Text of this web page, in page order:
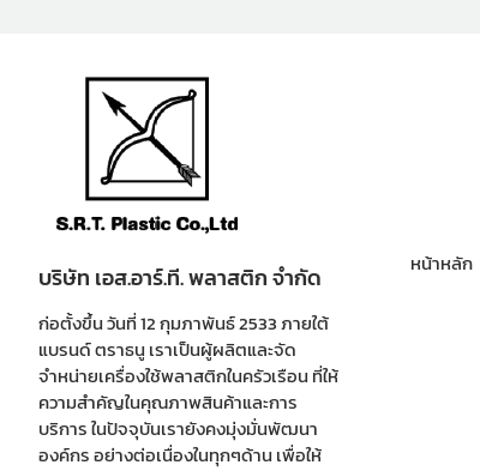
บริษัท เอส.อาร์.ที. พลาสติก จำกัด
ก่อตั้งขึ้น วันที่ 12 กุมภาพันธ์ 2533 ภายใต้
แบรนด์ ตราธนู เราเป็นผู้ผลิตและจัด
จำหน่ายเครื่องใช้พลาสติกในครัวเรือน ที่ให้
ความสำคัญในคุณภาพสินค้าและการ
บริการ ในปัจจุบันเรายังคงมุ่งมั่นพัฒนา
องค์กร อย่างต่อเนื่องในทุกๆด้าน เพื่อให้
หน้าหลัก